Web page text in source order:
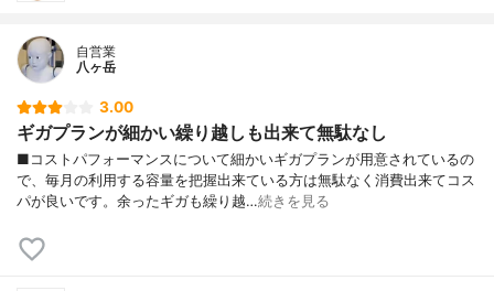
自営業
八ヶ岳
3.00
ギガプランが細かい繰り越しも出来て無駄なし
■コストパフォーマンスについて細かいギガプランが用意されているの
で、毎月の利用する容量を把握出来ている方は無駄なく消費出来てコス
パが良いです。余ったギガも繰り越…続きを見る